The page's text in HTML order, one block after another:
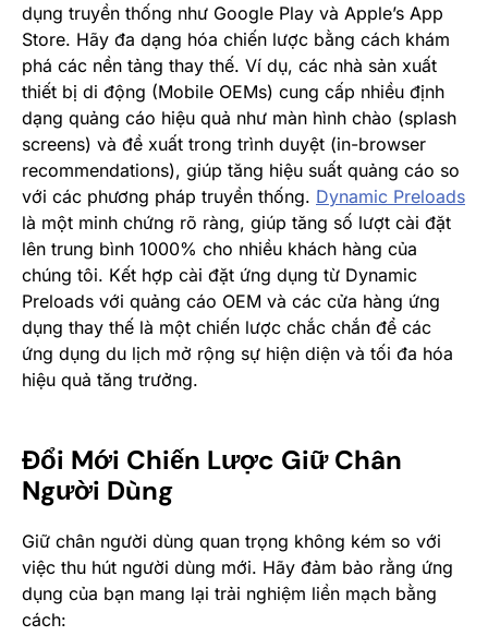
dụng truyền thống như Google Play và Apple’s App
Store. Hãy đa dạng hóa chiến lược bằng cách khám
phá các nền tảng thay thế. Ví dụ, các nhà sản xuất
thiết bị di động (Mobile OEMs) cung cấp nhiều định
dạng quảng cáo hiệu quả như màn hình chào (splash
screens) và đề xuất trong trình duyệt (in-browser
recommendations), giúp tăng hiệu suất quảng cáo so
với các phương pháp truyền thống​​. Dynamic Preloads
là một minh chứng rõ ràng, giúp tăng số lượt cài đặt
lên trung bình 1000% cho nhiều khách hàng của
chúng tôi. Kết hợp cài đặt ứng dụng từ Dynamic
Preloads với quảng cáo OEM và các cửa hàng ứng
dụng thay thế là một chiến lược chắc chắn để các
ứng dụng du lịch mở rộng sự hiện diện và tối đa hóa
hiệu quả tăng trưởng.
Đổi Mới Chiến Lược Giữ Chân
Người Dùng
Giữ chân người dùng quan trọng không kém so với
việc thu hút người dùng mới. Hãy đảm bảo rằng ứng
dụng của bạn mang lại trải nghiệm liền mạch bằng
cách: